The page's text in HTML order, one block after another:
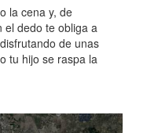
la cena y, de
el dedo te obliga a
de unas
tu hijo se raspa la